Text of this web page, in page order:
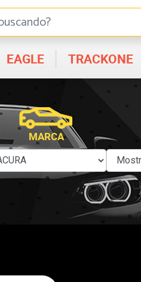
EAGLE TRACKONE
MARCA